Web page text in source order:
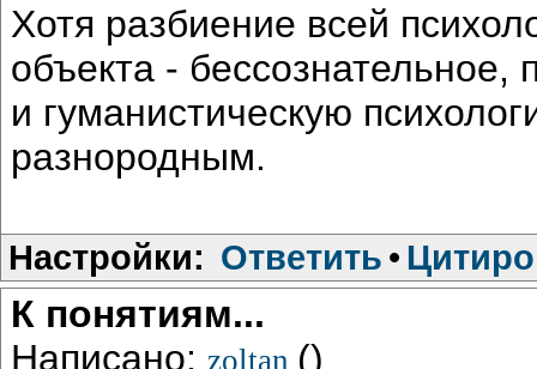
Хотя разбиение всей
объекта - бессознательное,
и гуманистическую
разнородным.
Настройки: Ответить •
К понятиям...
Написано: zoltan ()